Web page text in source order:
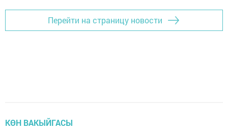
Перейти на страницу новости
КӨН ВАКЫЙГАСЫ